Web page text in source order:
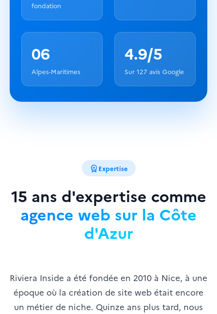
fondation
06
Alpes-Maritimes
4.9/5
Sur 127 avis Google
workspace_premium Expertise
15 ans d'expertise comme
agence web sur la Côte
d'Azur
Riviera Inside a été fondée en 2010 à Nice, à une
époque où la création de site web était encore
un métier de niche. Quinze ans plus tard, nous